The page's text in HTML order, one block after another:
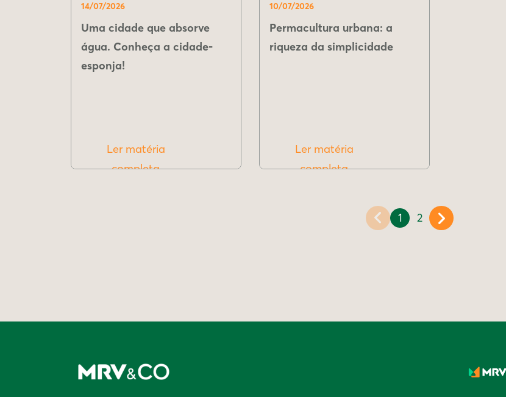
14/07/2026
Uma cidade que absorve
água. Conheça a cidade-
esponja!
Ler matéria
completa
10/07/2026
Permacultura urbana: a
riqueza da simplicidade
Ler matéria
completa
1 2